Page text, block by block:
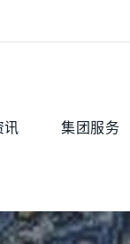
讯 集团服务